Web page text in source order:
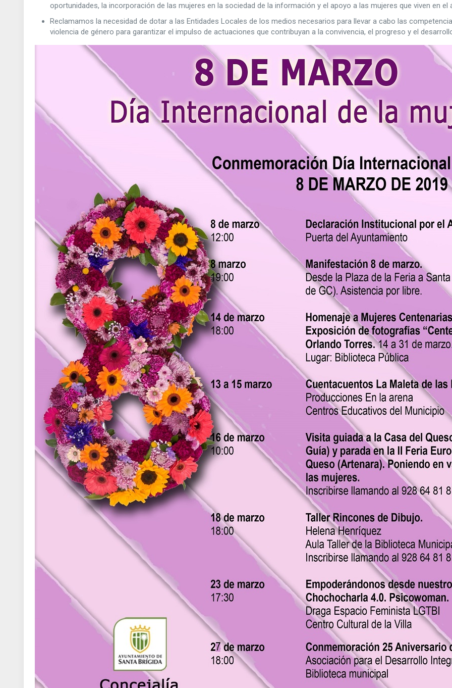
oportunidades, la incorporación de las mujeres en la sociedad de la información y el apoyo a las mujeres que viven en el
Reclamamos la necesidad de dotar a las Entidades Locales de los medios necesarios para llevar a cabo las
violencia de género para garantizar el impulso de actuaciones que contribuyan a la convivencia, el progreso y el